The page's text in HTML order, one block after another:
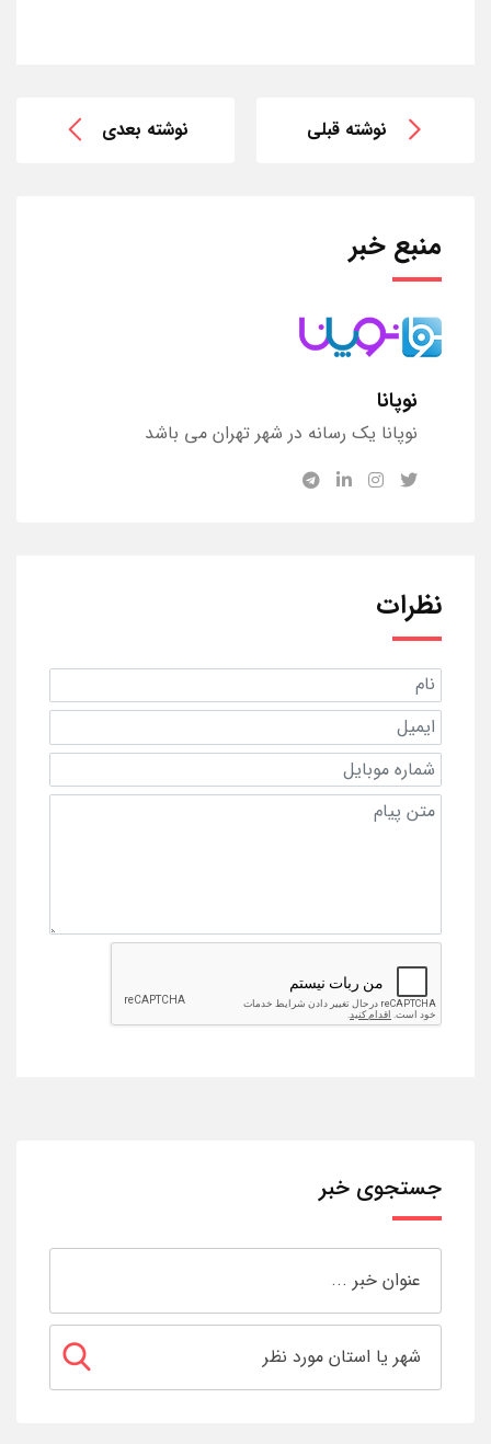
نوشته قبلی نوشته بعدی
منبع خبر
نوپانا
نوپانا یک رسانه در شهر تهران می باشد
نظرات
جستجوی خبر